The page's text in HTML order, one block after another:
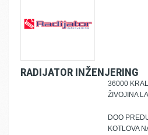
RADIJATOR INŽENJERING
36000
ŽIVOJINA
DOO
KOTLOVA